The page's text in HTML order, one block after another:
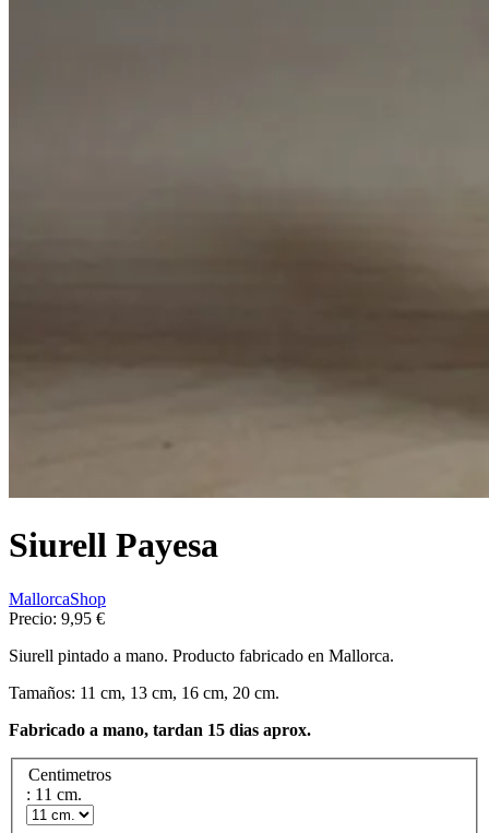
Siurell Payesa
MallorcaShop
Precio: 9,95 €
Siurell pintado a mano. Producto fabricado en Mallorca.
Tamaños: 11 cm, 13 cm, 16 cm, 20 cm.
Fabricado a mano, tardan 15 dias aprox.
Centimetros
: 11 cm.